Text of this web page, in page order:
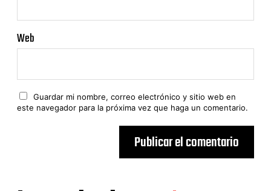
Web
Guardar mi nombre, correo electrónico y sitio web en
este navegador para la próxima vez que haga un comentario.